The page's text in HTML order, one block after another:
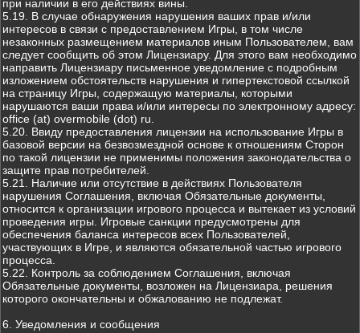
при наличии в его действиях вины.
5.19. В случае обнаружения нарушения ваших прав и/или
интересов в связи с предоставлением Игры, в том числе
незаконных размещением материалов иным Пользователем, вам
следует сообщить об этом Лицензиару. Для этого вам необходимо
направить Лицензиару письменное уведомление с подробным
изложением обстоятельств нарушения и гипертекстовой ссылкой
на страницу Игры, содержащую материалы, которыми
нарушаются ваши права и/или интересы по электронному адресу:
office (at) overmobile (dot) ru.
5.20. Ввиду предоставления лицензии на использование Игры в
базовой версии на безвозмездной основе к отношениям Сторон
по такой лицензии не применимы положения законодательства о
защите прав потребителей.
5.21. Наличие или отсутствие в действиях Пользователя
нарушения Соглашения, включая Обязательные документы,
относится к организации игрового процесса и вытекает из условий
проведения игры. Игровые санкции предусмотрены для
обеспечения баланса интересов всех Пользователей,
участвующих в Игре, и являются обязательной частью игрового
процесса.
5.22. Контроль за соблюдением Соглашения, включая
Обязательные документы, возложен на Лицензиара, решения
которого окончательны и обжалованию не подлежат.
6. Уведомления и сообщения